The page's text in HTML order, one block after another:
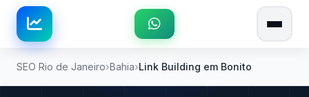
SEO Rio de Janeiro Bahia Link Building em Bonito